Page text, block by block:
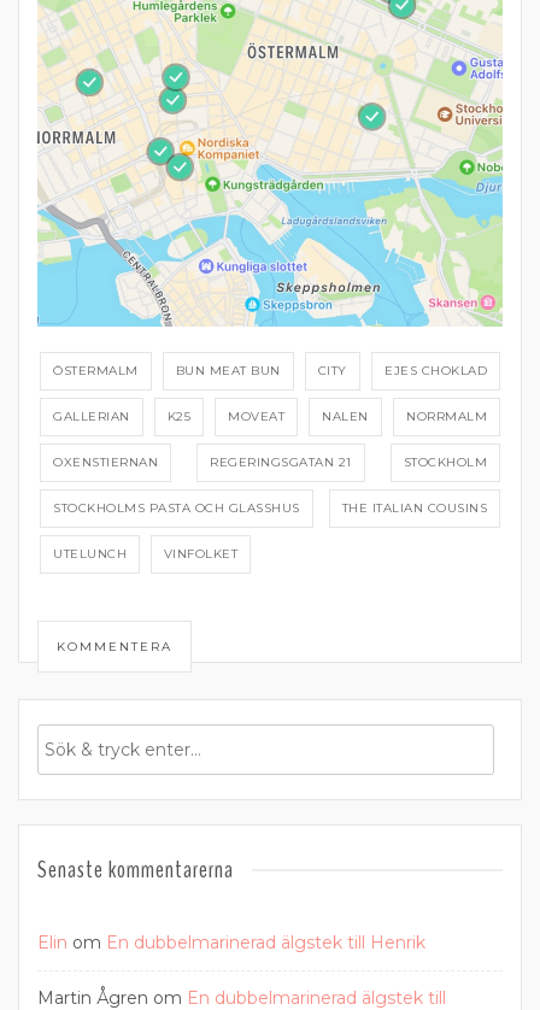
ÖSTERMALM BUN MEAT BUN CITY EJES CHOKLAD
GALLERIAN K25 MOVEAT NALEN NORRMALM
OXENSTIERNAN REGERINGSGATAN 21 STOCKHOLM
STOCKHOLMS PASTA OCH GLASSHUS THE ITALIAN COUSINS
UTELUNCH VINFOLKET
KOMMENTERA
Senaste kommentarerna
Elin om En dubbelmarinerad älgstek till Henrik
Martin Ågren om En dubbelmarinerad älgstek till